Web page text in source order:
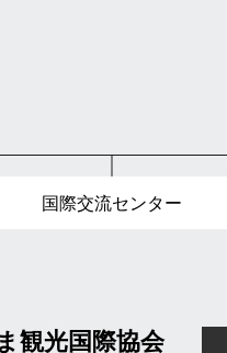
国際交流センター
観光国際協会